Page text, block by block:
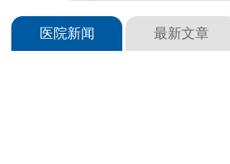
医院新闻 最新文章